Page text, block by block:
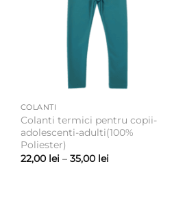
COLANTI
Colanti termici pentru copii-
adolescenti-adulti(100%
Poliester)
22,00 lei – 35,00 leiInterval